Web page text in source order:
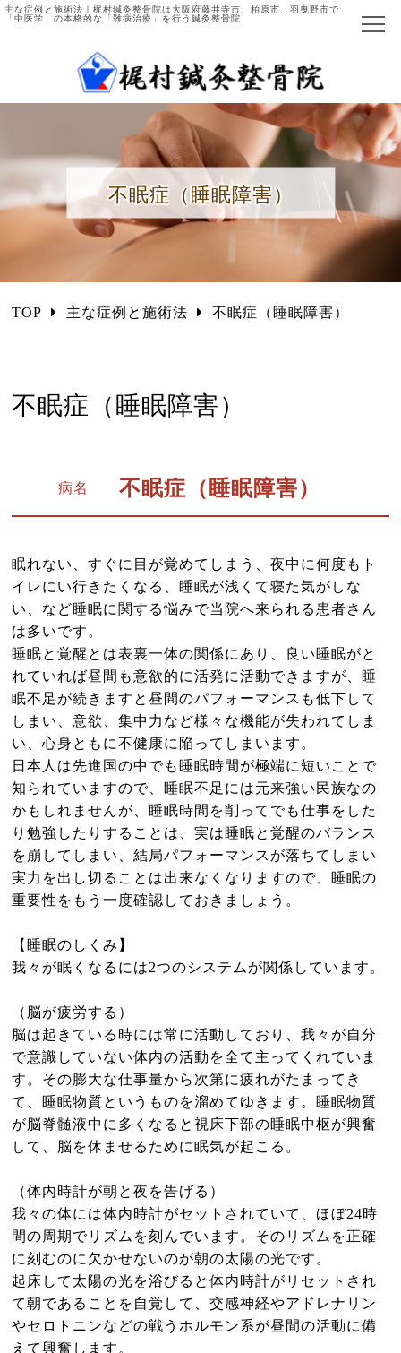
主な症例と施術法｜梶村鍼灸整骨院は大阪府藤井寺市、柏原市、羽曳野市で
「中医学」の本格的な「難病治療」を行う鍼灸整骨院
院長ご紹介
施術の流れ
主な症例と施術法
中医学とは
国際中医師とは
よくある質問
お問い合わせはこちら
小児はり
鍼灸総合治療
漢方茶サロン 伽羅木
健康保険について
お灸教室情報
該当施術一覧
サイトマップ
ブログ
ニュース
不眠症（睡眠障害）
TOP 主な症例と施術法 不眠症（睡眠障害）
不眠症（睡眠障害）
病名 不眠症（睡眠障害）
眠れない、すぐに目が覚めてしまう、夜中に何度もト
イレにい行きたくなる、睡眠が浅くて寝た気がしな
い、など睡眠に関する悩みで当院へ来られる患者さん
は多いです。
睡眠と覚醒とは表裏一体の関係にあり、良い睡眠がと
れていれば昼間も意欲的に活発に活動できますが、睡
眠不足が続きますと昼間のパフォーマンスも低下して
しまい、意欲、集中力など様々な機能が失われてしま
い、心身ともに不健康に陥ってしまいます。
日本人は先進国の中でも睡眠時間が極端に短いことで
知られていますので、睡眠不足には元来強い民族なの
かもしれませんが、睡眠時間を削ってでも仕事をした
り勉強したりすることは、実は睡眠と覚醒のバランス
を崩してしまい、結局パフォーマンスが落ちてしまい
実力を出し切ることは出来なくなりますので、睡眠の
重要性をもう一度確認しておきましょう。
【睡眠のしくみ】
我々が眠くなるには2つのシステムが関係しています。
（脳が疲労する）
脳は起きている時には常に活動しており、我々が自分
で意識していない体内の活動を全て主ってくれていま
す。その膨大な仕事量から次第に疲れがたまってき
て、睡眠物質というものを溜めてゆきます。睡眠物質
が脳脊髄液中に多くなると視床下部の睡眠中枢が興奮
して、脳を休ませるために眠気が起こる。
（体内時計が朝と夜を告げる）
我々の体には体内時計がセットされていて、ほぼ24時
間の周期でリズムを刻んでいます。そのリズムを正確
に刻むのに欠かせないのが朝の太陽の光です。
起床して太陽の光を浴びると体内時計がリセットされ
て朝であることを自覚して、交感神経やアドレナリン
やセロトニンなどの戦うホルモン系が昼間の活動に備
えて興奮します。